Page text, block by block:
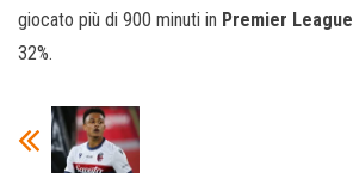
giocato più di 900 minuti in Premier League
32%.